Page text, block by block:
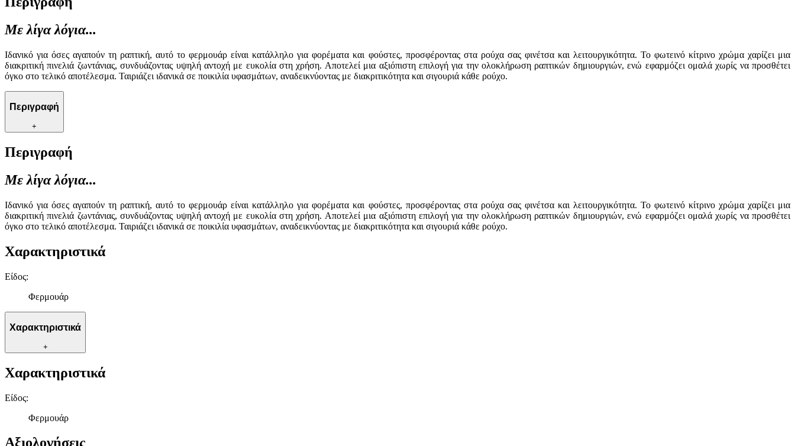
Με λίγα λόγια...
Ιδανικό για όσες αγαπούν τη ραπτική, αυτό το φερμουάρ είναι κατάλληλο για φορέματα και φούστες, προσφέροντας στα ρούχα σας φινέτσα και λειτουργικότητα. Το φωτεινό κίτρινο χρώμα χαρίζει μια
διακριτική πινελιά ζωντάνιας, συνδυάζοντας υψηλή αντοχή με ευκολία στη χρήση. Αποτελεί μια αξιόπιστη επιλογή για την ολοκλήρωση ραπτικών δημιουργιών, ενώ εφαρμόζει ομαλά χωρίς να προσθέτει
όγκο στο τελικό αποτέλεσμα. Ταιριάζει ιδανικά σε ποικιλία υφασμάτων, αναδεικνύοντας με διακριτικότητα και σιγουριά κάθε ρούχο.
Περιγραφή
+
Περιγραφή
Με λίγα λόγια...
Ιδανικό για όσες αγαπούν τη ραπτική, αυτό το φερμουάρ είναι κατάλληλο για φορέματα και φούστες, προσφέροντας στα ρούχα σας φινέτσα και λειτουργικότητα. Το φωτεινό κίτρινο χρώμα χαρίζει μια
διακριτική πινελιά ζωντάνιας, συνδυάζοντας υψηλή αντοχή με ευκολία στη χρήση. Αποτελεί μια αξιόπιστη επιλογή για την ολοκλήρωση ραπτικών δημιουργιών, ενώ εφαρμόζει ομαλά χωρίς να προσθέτει
όγκο στο τελικό αποτέλεσμα. Ταιριάζει ιδανικά σε ποικιλία υφασμάτων, αναδεικνύοντας με διακριτικότητα και σιγουριά κάθε ρούχο.
Χαρακτηριστικά
Είδος:
Φερμουάρ
Χαρακτηριστικά
+
Χαρακτηριστικά
Είδος:
Φερμουάρ
Αξιολογήσεις